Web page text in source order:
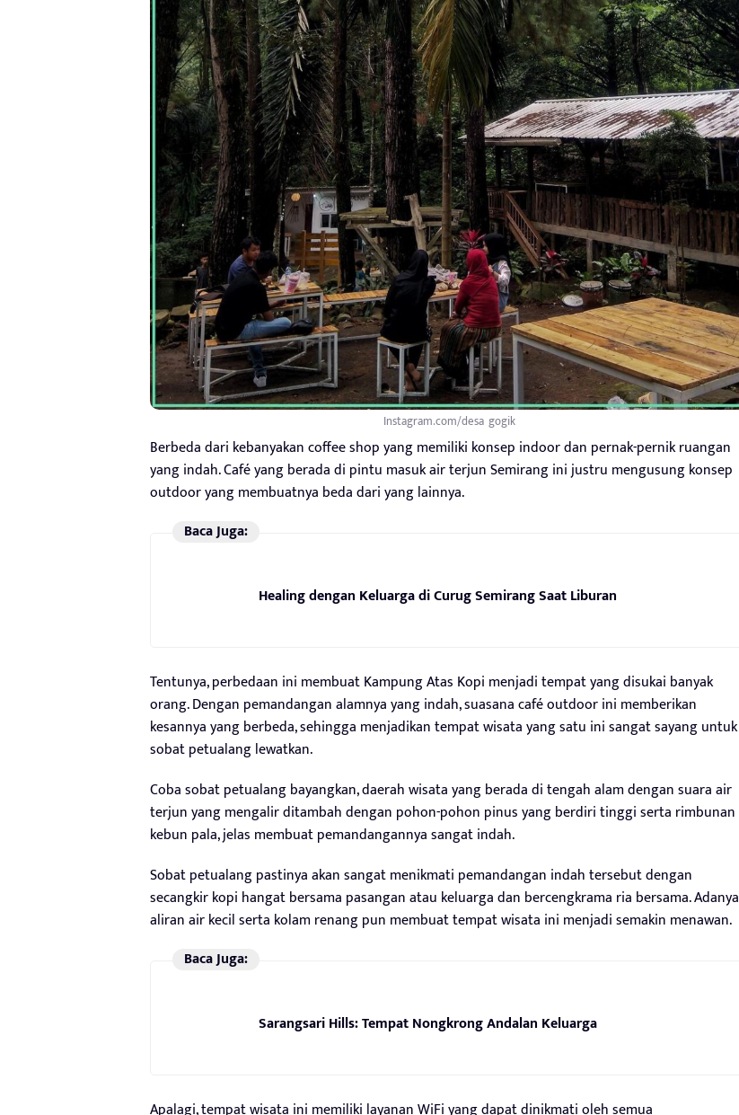
Instagram.com/desa_gogik
Berbeda dari kebanyakan coffee shop yang memiliki konsep indoor dan pernak-pernik ruangan
yang indah. Café yang berada di pintu masuk air terjun Semirang ini justru mengusung konsep
outdoor yang membuatnya beda dari yang lainnya.
Baca Juga:
Healing dengan Keluarga di Curug Semirang Saat Liburan
Tentunya, perbedaan ini membuat Kampung Atas Kopi menjadi tempat yang disukai banyak
orang. Dengan pemandangan alamnya yang indah, suasana café outdoor ini memberikan
kesannya yang berbeda, sehingga menjadikan tempat wisata yang satu ini sangat sayang untuk
sobat petualang lewatkan.
Coba sobat petualang bayangkan, daerah wisata yang berada di tengah alam dengan suara air
terjun yang mengalir ditambah dengan pohon-pohon pinus yang berdiri tinggi serta rimbunan
kebun pala, jelas membuat pemandangannya sangat indah.
Sobat petualang pastinya akan sangat menikmati pemandangan indah tersebut dengan
secangkir kopi hangat bersama pasangan atau keluarga dan bercengkrama ria bersama. Adanya
aliran air kecil serta kolam renang pun membuat tempat wisata ini menjadi semakin menawan.
Baca Juga:
Sarangsari Hills: Tempat Nongkrong Andalan Keluarga
Apalagi, tempat wisata ini memiliki layanan WiFi yang dapat dinikmati oleh semua